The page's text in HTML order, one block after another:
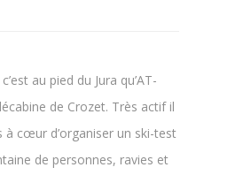
au pied du Jura qu’AT-
de Crozet. Très actif il
à cœur d’organiser un ski-test
de personnes, ravies et